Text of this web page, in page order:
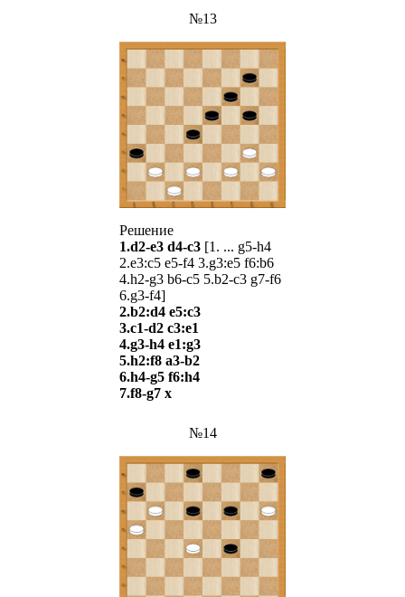
№13
Решение
1.d2-e3 d4-c3 [1. ... g5-h4
2.e3:c5 e5-f4 3.g3:e5 f6:b6
4.h2-g3 b6-c5 5.b2-c3 g7-f6
6.g3-f4]
2.b2:d4 e5:c3
3.c1-d2 c3:e1
4.g3-h4 e1:g3
5.h2:f8 a3-b2
6.h4-g5 f6:h4
7.f8-g7 х
№14